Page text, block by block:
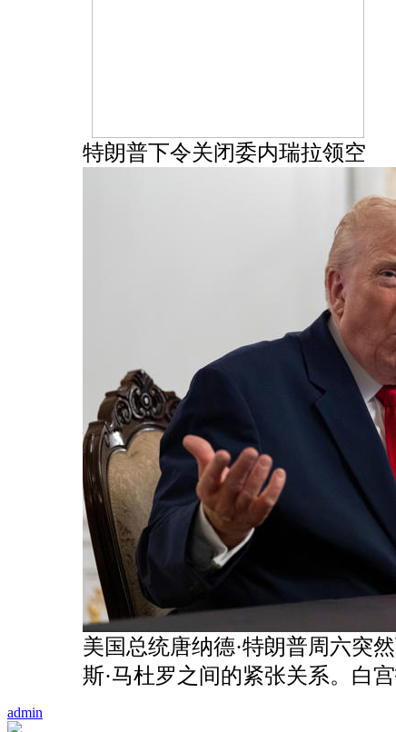
admin
特朗普下令关闭委内瑞拉领空
美国总统唐纳德·特朗普周六突
斯·马杜罗之间的紧张关系。白